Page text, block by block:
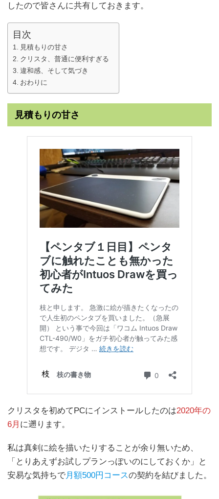
したので皆さんに共有しておきます。
目次
見積もりの甘さ
クリスタ、普通に便利すぎる
違和感、そして気づき
おわりに
見積もりの甘さ
クリスタを初めてPCにインストールしたのは2020年の
6月 に遡ります。
私は真剣に絵を描いたりすることが余り無いため、
「とりあえずお試しプランっぽいのにしておくか」と
安易な気持ちで月額500円コースの契約を結びました。